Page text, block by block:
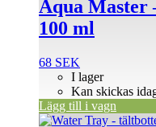
Aqua Master
100 ml
68 SEK
I lager
Kan skickas
Lägg till i vagn
Den